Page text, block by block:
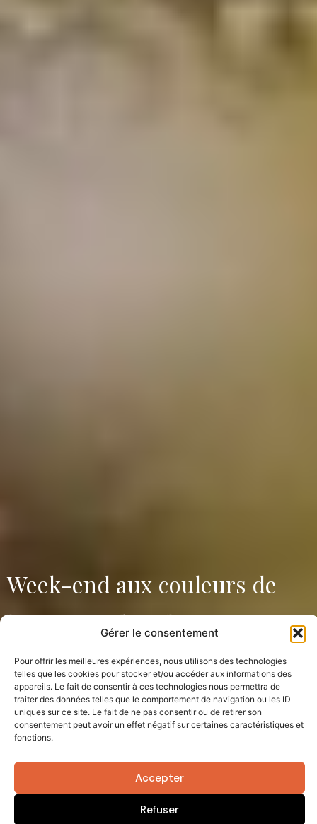
Gérer le consentement
Pour offrir les meilleures expériences, nous utilisons des technologies
telles que les cookies pour stocker et/ou accéder aux informations des
appareils. Le fait de consentir à ces technologies nous permettra de
traiter des données telles que le comportement de navigation ou les ID
uniques sur ce site. Le fait de ne pas consentir ou de retirer son
consentement peut avoir un effet négatif sur certaines caractéristiques et
fonctions.
Accepter
Refuser
Week-end aux couleurs de
l’automne dans les Baronnies
provençales
évasions sorties
Publié le21 novembre 2023